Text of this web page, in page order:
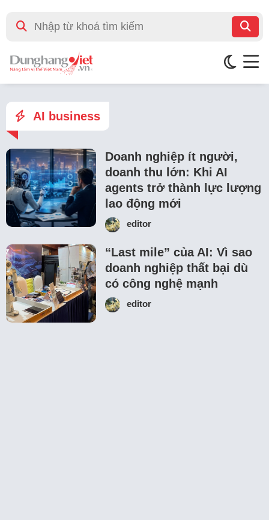
AI business
Doanh nghiệp ít người,
doanh thu lớn: Khi AI
agents trở thành lực lượng
lao động mới
editor
“Last mile” của AI: Vì sao
doanh nghiệp thất bại dù
có công nghệ mạnh
editor